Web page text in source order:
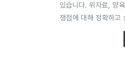
있습니다. 위자료, 양
쟁점에 대해 정확하고